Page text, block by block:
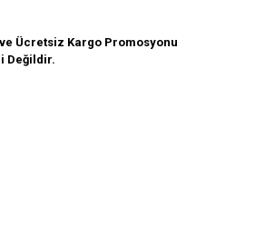
Ücretsiz Kargo Promosyonu
Değildir.